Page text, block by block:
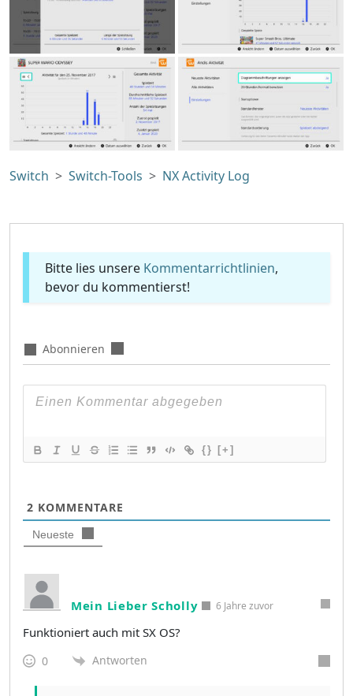
Switch Switch-Tools NX Activity Log
Bitte lies unsere Kommentarrichtlinien,
bevor du kommentierst!
Abonnieren
{} [+]
2 KOMMENTARE
Neueste
Mein Lieber Scholly 6 Jahre zuvor
Funktioniert auch mit SX OS?
0 Antworten